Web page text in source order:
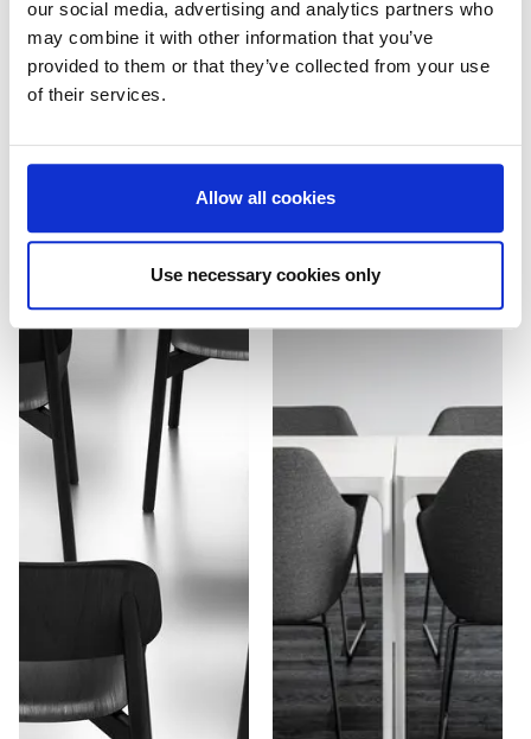
our social media, advertising and analytics partners who
may combine it with other information that you’ve
provided to them or that they’ve collected from your use
of their services.
Allow all cookies
Use necessary cookies only